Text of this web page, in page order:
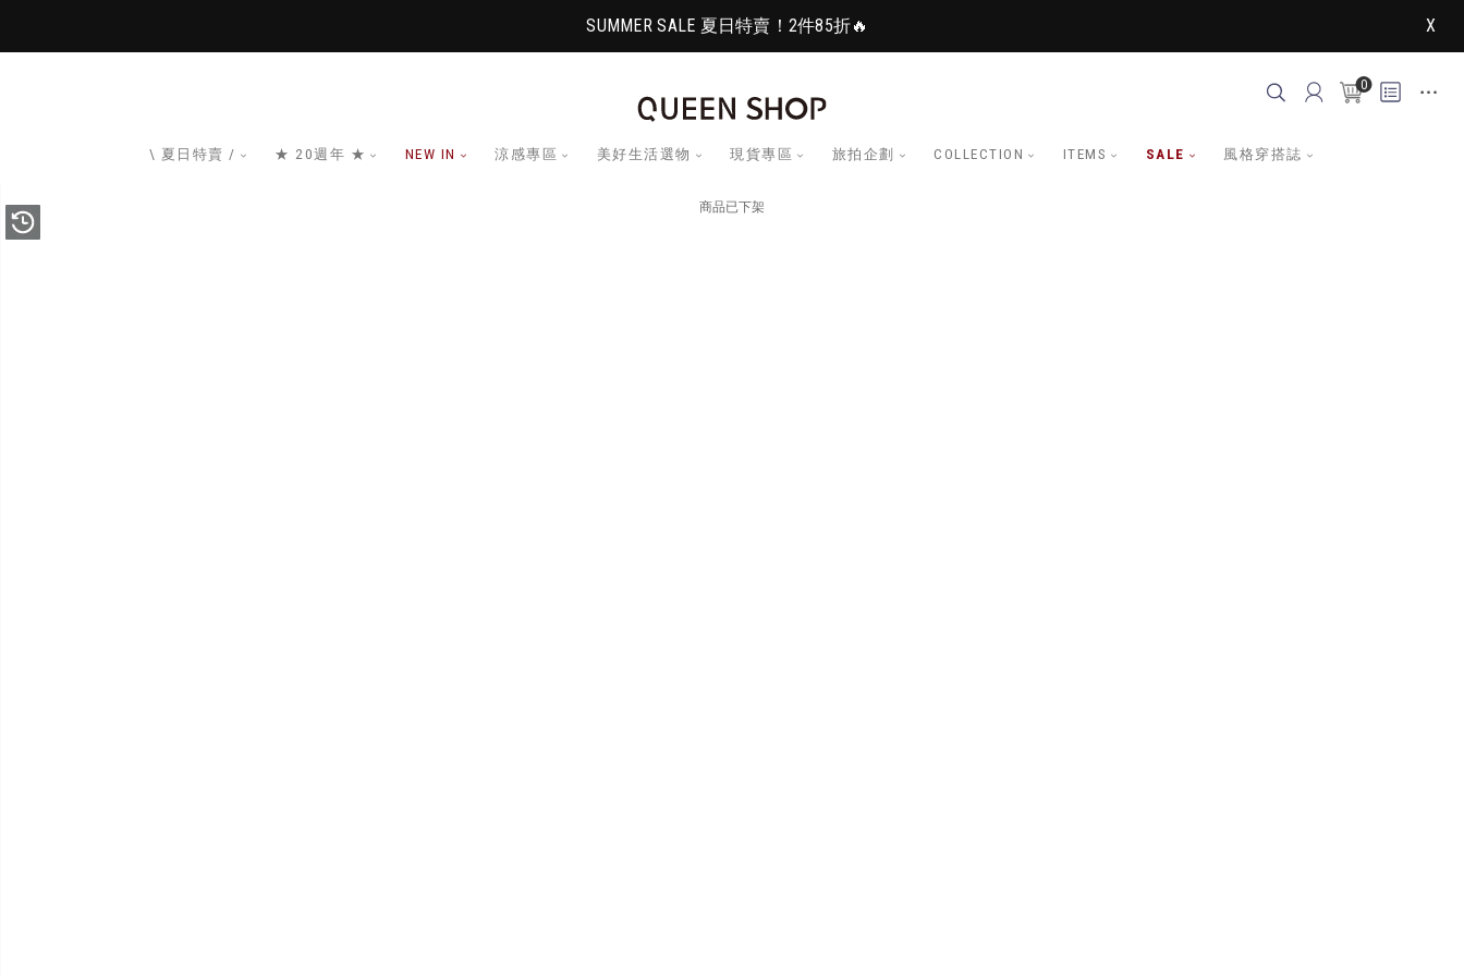
SUMMER SALE 夏日特賣！2件85折🔥 X
0
\ 夏日特賣 / ★ 20週年 ★ NEW IN 涼感專區 美好生活選物 現貨專區 旅拍企劃 COLLECTION ITEMS SALE 風格穿搭誌
商品已下架